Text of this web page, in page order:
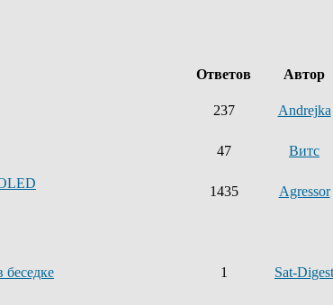
Ответов Автор
237 Andrejka
47 Витс
1435 Agressor
1 Sat-Digest